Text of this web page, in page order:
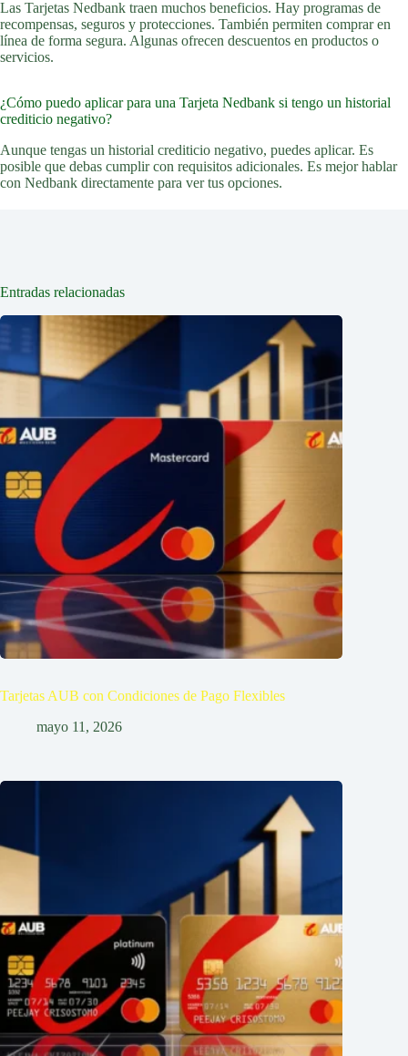
Las Tarjetas Nedbank traen muchos beneficios. Hay programas de
recompensas, seguros y protecciones. También permiten comprar en
línea de forma segura. Algunas ofrecen descuentos en productos o
servicios.
¿Cómo puedo aplicar para una Tarjeta Nedbank si tengo un historial
crediticio negativo?
Aunque tengas un historial crediticio negativo, puedes aplicar. Es
posible que debas cumplir con requisitos adicionales. Es mejor hablar
con Nedbank directamente para ver tus opciones.
Entradas relacionadas
Tarjetas AUB con Condiciones de Pago Flexibles
mayo 11, 2026